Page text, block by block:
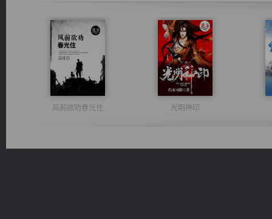
风前欲劝春光住 光明神印